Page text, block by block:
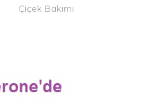
Çiçek Bakımı